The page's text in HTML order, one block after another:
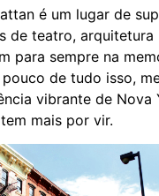
é um lugar de
de teatro, arquitetura
para sempre na
de tudo isso,
vibrante de Nova
mais por vir.